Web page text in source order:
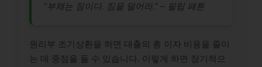
“부채는 짐이다. 짐을 덜어라.” – 필립 패튼
원리부 조기상환을 하면 대출의 총 이자 비용을 줄이
는 데 중점을 둘 수 있습니다. 이렇게 하면 장기적으